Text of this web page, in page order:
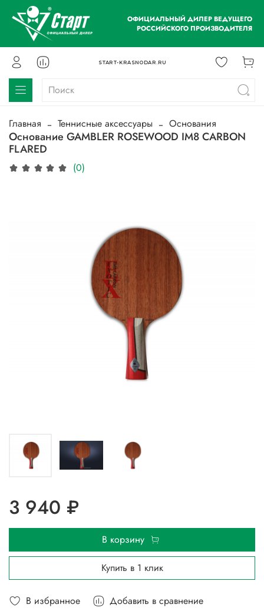
ОФИЦИАЛЬНЫЙ ДИЛЕР ВЕДУЩЕГО
РОССИЙСКОГО ПРОИЗВОДИТЕЛЯ
START-KRASNODAR.RU
Главная Теннисные аксессуары Основания
Основание GAMBLER ROSEWOOD IM8 CARBON
FLARED
(0)
В избранное Добавить в сравнение
3 940 ₽
В корзину
Купить в 1 клик